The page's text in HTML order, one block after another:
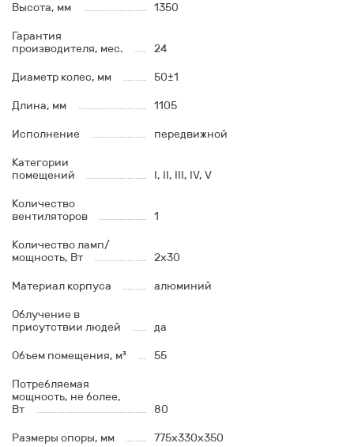
Высота, мм 1350
Гарантия
производителя, мес.
24
Диаметр колес, мм 50±1
Длина, мм 1105
Исполнение передвижной
Категории
помещений
I, II, III, IV, V
Количество
вентиляторов
1
Количество ламп/
мощность, Вт
2x30
Материал корпуса алюминий
Облучение в
присутствии людей
да
Объем помещения, м³ 55
Потребляемая
мощность, не более,
Вт
80
Размеры опоры, мм 775x330x350